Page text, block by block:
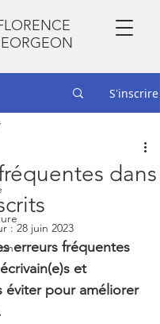
S'inscrire
dans
: 28 juin 2023
erreurs fréquentes
et
éviter pour améliorer